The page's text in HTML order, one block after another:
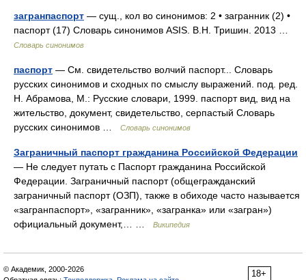
загранпаспорт — сущ., кол во синонимов: 2 • загранник (2) •
паспорт (17) Словарь синонимов ASIS. В.Н. Тришин. 2013 …
Словарь синонимов
паспорт — См. свидетельство волчий паспорт... Словарь
русских синонимов и сходных по смыслу выражений. под. ред.
Н. Абрамова, М.: Русские словари, 1999. паспорт вид, вид на
жительство, документ, свидетельство, серпастый Словарь
русских синонимов …
Словарь синонимов
Заграничный паспорт гражданина Российской Федерации
— Не следует путать с Паспорт гражданина Российской
Федерации. Заграничный паспорт (общегражданский
заграничный паспорт (ОЗП), также в обиходе часто называется
«загранпаспорт», «загранник», «загранка» или «загран»)
официальный документ,… …
Википедия
18+
© Академик, 2000-2026